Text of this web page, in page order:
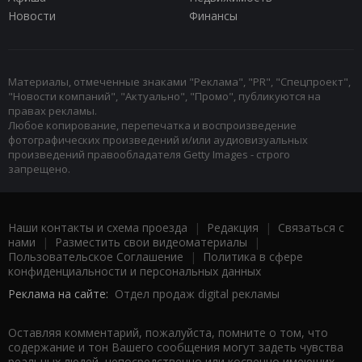
Новости
Финансы
Материалы, отмеченные знаками "Реклама", "PR", "Спецпроект",
"Новости компаний", "Актуально", "Промо", публикуются на
правах рекламы.
Любое копирование, перепечатка и воспроизведение
фотографических произведений и/или аудиовизуальных
произведений правообладателя Getty Images - строго
запрещено.
Наши контакты и схема проезда | Редакция | Связаться с
нами | Разместить свои видеоматериалы |
Пользовательское Соглашение |
Политика в сфере
конфиденциальности и персональных данных
Реклама на сайте: Отдел продаж digital рекламы
Оставляя комментарий, пожалуйста, помните о том, что
содержание и тон Вашего сообщения могут задеть чувства